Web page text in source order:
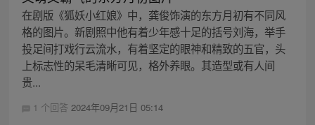
在剧版《狐妖小红娘》中，龚俊饰演的东方月初有不同风
格的图片。新剧照中他有着少年感十足的括号刘海，举手
投足间打戏行云流水，有着坚定的眼神和精致的五官，头
上标志性的呆毛清晰可见，格外养眼。其造型或有人间
贵...
1 个回答 2024年09月21日 05:14